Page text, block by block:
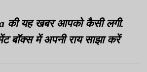
की यह खबर आपको कैसी लगी.
बॉक्स में अपनी राय साझा करें